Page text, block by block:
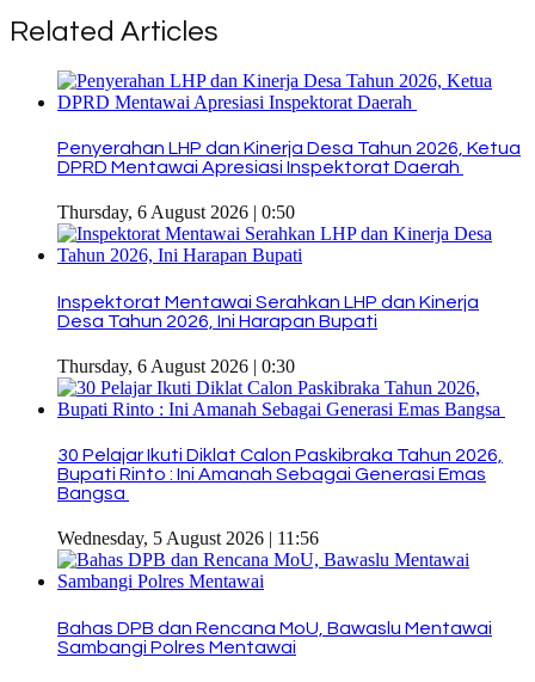
Related Articles
Penyerahan LHP dan Kinerja Desa Tahun 2026, Ketua
DPRD Mentawai Apresiasi Inspektorat Daerah
Thursday, 6 August 2026 | 0:50
Inspektorat Mentawai Serahkan LHP dan Kinerja
Desa Tahun 2026, Ini Harapan Bupati
Thursday, 6 August 2026 | 0:30
30 Pelajar Ikuti Diklat Calon Paskibraka Tahun 2026,
Bupati Rinto : Ini Amanah Sebagai Generasi Emas
Bangsa
Wednesday, 5 August 2026 | 11:56
Bahas DPB dan Rencana MoU, Bawaslu Mentawai
Sambangi Polres Mentawai